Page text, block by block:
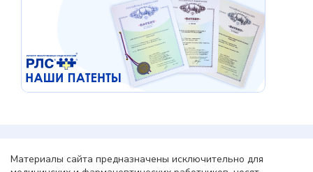
Материалы сайта предназначены исключительно для